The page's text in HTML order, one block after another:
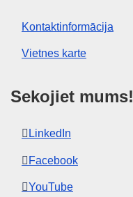
Kontaktinformācija
Vietnes karte
Sekojiet mums!
LinkedIn
Facebook
YouTube